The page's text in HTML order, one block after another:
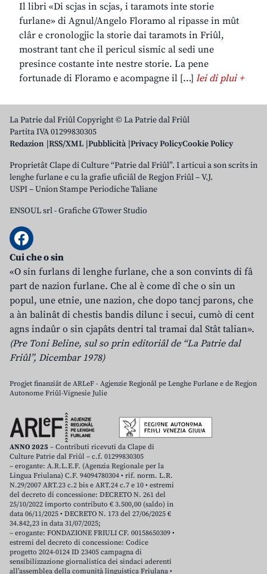
Il libri «Di scjas in scjas, i taramots inte storie
furlane» di Agnul/Angelo Floramo al ripasse in mût
clâr e cronologjic la storie dai taramots in Friûl,
mostrant tant che il pericul sismic al sedi une
presince costante inte nestre storie. La pene
fortunade di Floramo e acompagne il […] lei di plui +
La Patrie dal Friûl Copyright © La Patrie dal Friûl
Partita IVA 01299830305
Redazion RSS/XML Pubblicità Privacy PolicyCookie Policy
Proprietât Clape di Culture “Patrie dal Friûl”. I articui a son scrits in
lenghe furlane e cu la grafie uficiâl de Regjon Friûl – V.J.
USPI – Union Stampe Periodiche Taliane
ENSOUL srl-Grafiche GTower Studio
Cui che o sin
«O sin furlans di lenghe furlane, che a son convints di fâ
part de nazion furlane. Che al è come dî che o sin un
popul, une etnie, une nazion, che dopo tancj parons, che
a àn balinât di chestis bandis dilunc i secui, cumò di cent
agns indaûr o sin cjapâts dentri tal tramai dal Stât talian».
(Pre Toni Beline, sul so prin editoriâl de “La Patrie dal
Friûl”, Dicembar 1978)
Progjet finanziât de ARLeF - Agjenzie Regjonâl pe Lenghe Furlane e de Regjon
Autonome Friûl-Vignesie Julie
ANNO 2025 – Contributi ricevuti da Clape di
Culture Patrie dal Friûl – c.f. 01299830305
– erogante: A.R.L.E.F. (Agenzia Regionale per la
Lingua Friulana) C.F. 94094780304 • rif. norm. L.R.
N.29/2007 ART.23 c.2 bis e ART.24 c.7 e 10 • estremi
del decreto di concessione: DECRETO N. 261 del
25/10/2022 importo contributo € 3.500,00 (saldo) in
data 06/11/2025 • DECRETO N. 173 del 27/06/2025 €
34.842,23 in data 31/07/2025;
– erogante: FONDAZIONE FRIULI CF. 00158650309 •
estremi del decreto di concessione: Codice
progetto 2024-0124 ID 23405 campagna di
sensibilizzazione giornalistica dei sindaci aderenti
all’assemblea della comunità linguistica Friulana •